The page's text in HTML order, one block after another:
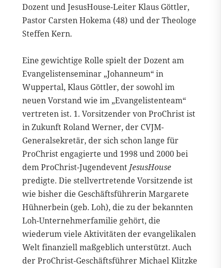
Dozent und JesusHouse-Leiter Klaus Göttler,
Pastor Carsten Hokema (48) und der Theologe
Steffen Kern.
Eine gewichtige Rolle spielt der Dozent am
Evangelistenseminar „Johanneum“ in
Wuppertal, Klaus Göttler, der sowohl im
neuen Vorstand wie im „Evangelistenteam“
vertreten ist. 1. Vorsitzender von ProChrist ist
in Zukunft Roland Werner, der CVJM-
Generalsekretär, der sich schon lange für
ProChrist engagierte und 1998 und 2000 bei
dem ProChrist-Jugendevent JesusHouse
predigte. Die stellvertretende Vorsitzende ist
wie bisher die Geschäftsführerin Margarete
Hühnerbein (geb. Loh), die zu der bekannten
Loh-Unternehmerfamilie gehört, die
wiederum viele Aktivitäten der evangelikalen
Welt finanziell maßgeblich unterstützt. Auch
der ProChrist-Geschäftsführer Michael Klitzke